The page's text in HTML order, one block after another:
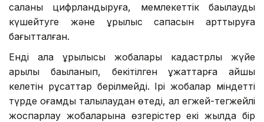
саланы цифрландыруға, мемлекеттік бақылауды
күшейтуге және құрылыс сапасын арттыруға
бағытталған.
Енді қала құрылысы жобалары кадастрлық жүйе
арқылы бақыланып, бекітілген құжаттарға қайшы
келетін рұқсаттар берілмейді. Ірі жобалар міндетті
түрде қоғамдық талқылаудан өтеді, ал егжей-тегжейлі
жоспарлау жобаларына өзгерістер екі жылда бір